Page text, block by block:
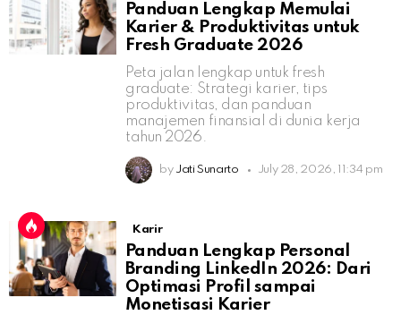
Panduan Lengkap Memulai
Karier & Produktivitas untuk
Fresh Graduate 2026
Peta jalan lengkap untuk fresh
graduate: Strategi karier, tips
produktivitas, dan panduan
manajemen finansial di dunia kerja
tahun 2026.
by Jati Sunarto July 28, 2026, 11:34 pm
Karir
Panduan Lengkap Personal
Branding LinkedIn 2026: Dari
Optimasi Profil sampai
Monetisasi Karier